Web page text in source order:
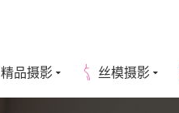
精品摄影 丝模摄影